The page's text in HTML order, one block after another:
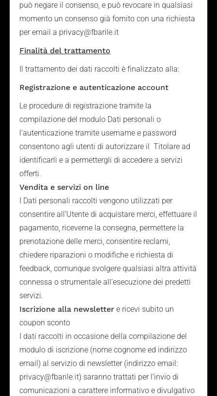
può negare il consenso, e può revocare in qualsiasi
momento un consenso già fornito con una richiesta
per email a privacy@fbarile.it
Finalità del trattamento
Il trattamento dei dati raccolti è finalizzato alla:
Registrazione e autenticazione account
Le procedure di registrazione tramite la
compilazione del modulo Dati personali o
l’autenticazione tramite username e password
consentono agli utenti di autorizzare il Titolare ad
identificarli e a permettergli di accedere a servizi
offerti.
Vendita e servizi on line
I Dati personali raccolti vengono utilizzati per
consentire all’Utente di acquistare merci, effettuare il
pagamento, riceverne la consegna, permettere la
prenotazione delle merci, consentire reclami,
chiedere riparazioni o modifiche e richiesta di
feedback, comunque svolgere qualsiasi altra attività
connessa o strumentale all’esecuzione dei predetti
servizi.
Iscrizione alla newsletter e ricevi subito un
coupon sconto
I dati raccolti in occasione della compilazione del
modulo di iscrizione (nome cognome ed indirizzo
email) al servizio di newsletter (indirizzo email:
privacy@fbarile.it) saranno trattati per l’invio di
comunicazioni a carattere informativo e divulgativo